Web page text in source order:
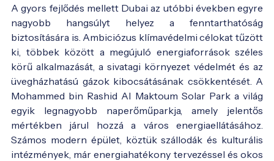
A gyors fejlődés mellett Dubai az utóbbi években egyre
nagyobb hangsúlyt helyez a fenntarthatóság
biztosítására is. Ambiciózus klímavédelmi célokat tűzött
ki, többek között a megújuló energiaforrások széles
körű alkalmazását, a sivatagi környezet védelmét és az
üvegházhatású gázok kibocsátásának csökkentését. A
Mohammed bin Rashid Al Maktoum Solar Park a világ
egyik legnagyobb naperőműparkja, amely jelentős
mértékben járul hozzá a város energiaellátásához.
Számos modern épület, köztük szállodák és kulturális
intézmények, már energiahatékony tervezéssel és okos